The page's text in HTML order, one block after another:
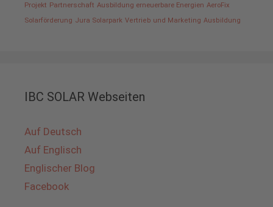
Projekt Partnerschaft Ausbildung erneuerbare Energien AeroFix
Solarförderung Jura Solarpark Vertrieb und Marketing Ausbildung
IBC SOLAR Webseiten
Auf Deutsch
Auf Englisch
Englischer Blog
Facebook